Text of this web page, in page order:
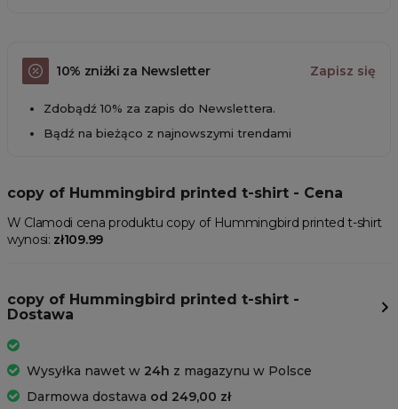
10% zniżki za Newsletter Zapisz się
Zdobądź 10% za zapis do Newslettera.
Bądź na bieżąco z najnowszymi trendami
copy of Hummingbird printed t-shirt - Cena
W Clamodi cena produktu copy of Hummingbird printed t-shirt
wynosi: zł109.99
copy of Hummingbird printed t-shirt -
Dostawa
Wysyłka nawet w 24h z magazynu w Polsce
Darmowa dostawa od 249,00 zł